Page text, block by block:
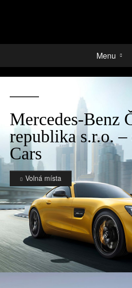
Menu
Mercedes-Benz
republika s.r.o.
Cars
Volná místa